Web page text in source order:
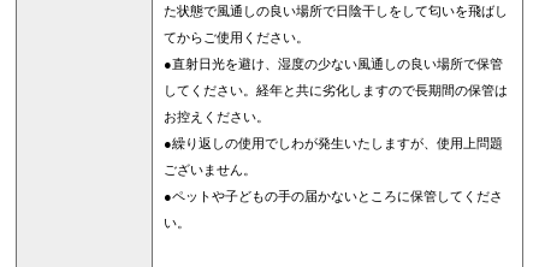
た状態で風通しの良い場所で日陰干しをして匂いを飛ばし
てからご使用ください。
●直射日光を避け、湿度の少ない風通しの良い場所で保管
してください。経年と共に劣化しますので長期間の保管は
お控えください。
●繰り返しの使用でしわが発生いたしますが、使用上問題
ございません。
●ペットや子どもの手の届かないところに保管してくださ
い。